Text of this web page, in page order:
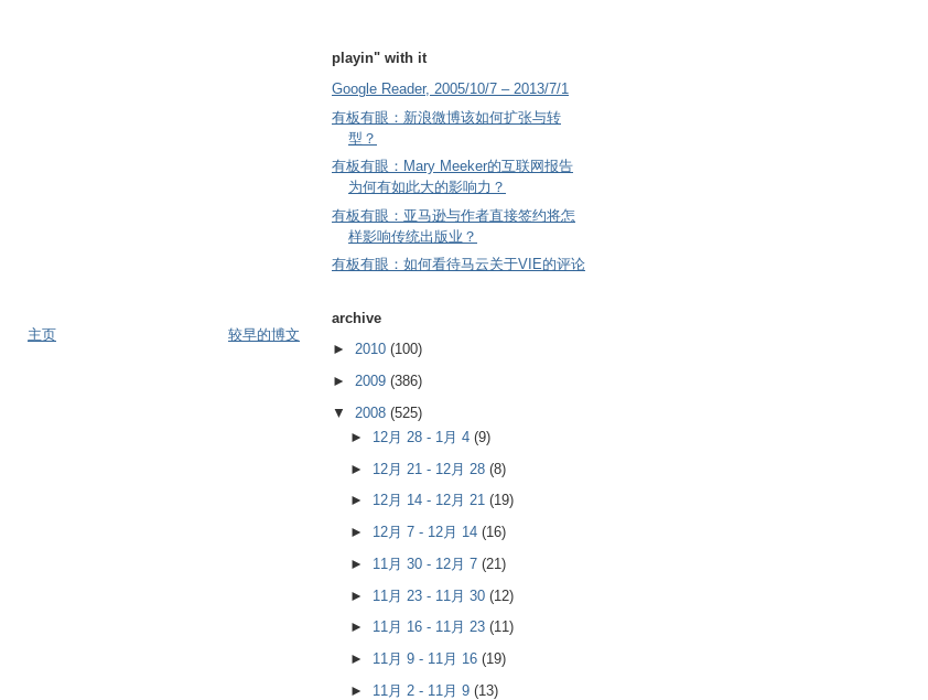
较早的博文
主页
playin" with it
Google Reader, 2005/10/7 – 2013/7/1
有板有眼：新浪微博该如何扩张与转
型？
有板有眼：Mary Meeker的互联网报告
为何有如此大的影响力？
有板有眼：亚马逊与作者直接签约将怎
样影响传统出版业？
有板有眼：如何看待马云关于VIE的评论
archive
► 2010 (100)
► 2009 (386)
▼ 2008 (525)
► 12月 28 - 1月 4 (9)
► 12月 21 - 12月 28 (8)
► 12月 14 - 12月 21 (19)
► 12月 7 - 12月 14 (16)
► 11月 30 - 12月 7 (21)
► 11月 23 - 11月 30 (12)
► 11月 16 - 11月 23 (11)
► 11月 9 - 11月 16 (19)
► 11月 2 - 11月 9 (13)